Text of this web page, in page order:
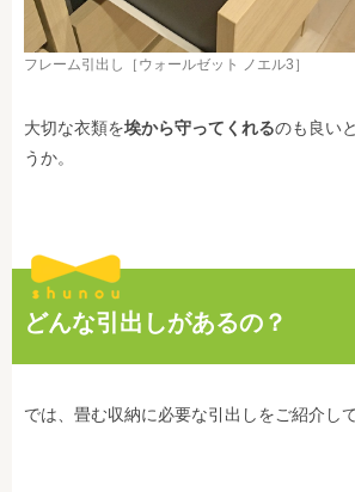
フレーム引出し［ウォールゼット ノエル3］
大切な衣類を埃から守ってくれるのも良い
うか。
どんな引出しがあるの？
では、畳む収納に必要な引出しをご紹介し